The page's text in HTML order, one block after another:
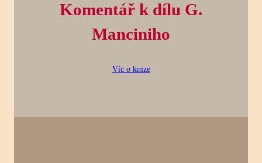
Komentář k dílu G.
Manciniho
Víc o knize